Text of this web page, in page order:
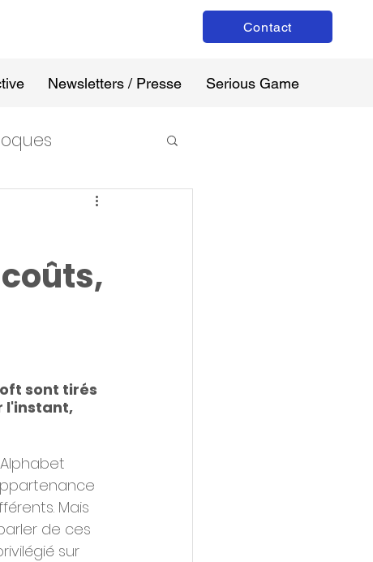
Contact
Newsletters / Presse Serious Game
sont tirés
l'instant,
Mais
de ces
sur